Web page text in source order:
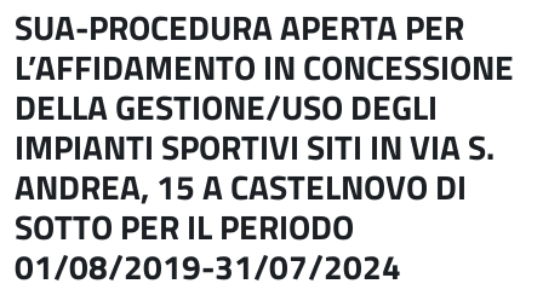
SUA-PROCEDURA APERTA PER
L’AFFIDAMENTO IN CONCESSIONE
DELLA GESTIONE/USO DEGLI
IMPIANTI SPORTIVI SITI IN VIA S.
ANDREA, 15 A CASTELNOVO DI
SOTTO PER IL PERIODO
01/08/2019-31/07/2024